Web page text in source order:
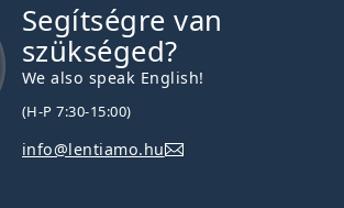
Segítségre van
szükséged?
We also speak English!
(H-P 7:30-15:00)
info@lentiamo.hu